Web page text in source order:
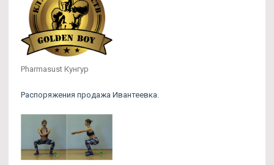
Pharmasust Кунгур
Распоряжения продажа Ивантеевка.